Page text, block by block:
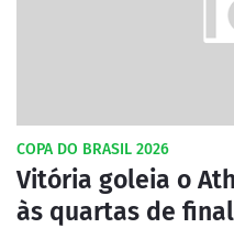
COPA DO BRASIL 2026
Vitória goleia o
às quartas de